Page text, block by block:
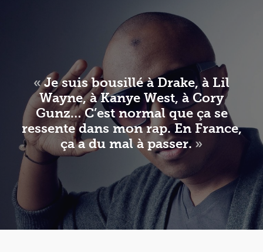
«Je suis bousillé à Drake, à Lil
Wayne, à Kanye West, à Cory
Gunz… C’est normal que ça se
ressente dans mon rap. En France,
ça a du mal à passer. »